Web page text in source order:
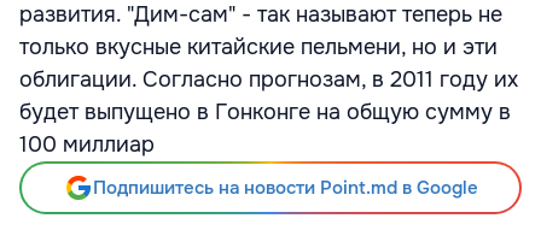
развития. "Дим-сам" - так называют теперь не
только вкусные китайские пельмени, но и эти
облигации. Согласно прогнозам, в 2011 году их
будет выпущено в Гонконге на общую сумму в
100 миллиар
Подпишитесь на новости Point.md в Google